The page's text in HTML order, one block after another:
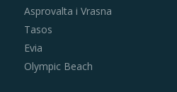
Asprovalta i Vrasna
Tasos
Evia
Olympic Beach